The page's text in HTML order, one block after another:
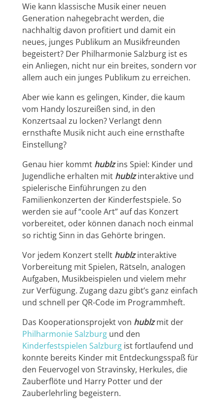
Wie kann klassische Musik einer neuen
Generation nahegebracht werden, die
nachhaltig davon profitiert und damit ein
neues, junges Publikum an Musikfreunden
begeistert? Der Philharmonie Salzburg ist es
ein Anliegen, nicht nur ein breites, sondern vor
allem auch ein junges Publikum zu erreichen.
Aber wie kann es gelingen, Kinder, die kaum
vom Handy loszureißen sind, in den
Konzertsaal zu locken? Verlangt denn
ernsthafte Musik nicht auch eine ernsthafte
Einstellung?
Genau hier kommt hublzins Spiel: Kinder und
Jugendliche erhalten mit hublzinteraktive und
spielerische Einführungen zu den
Familienkonzerten der Kinderfestspiele. So
werden sie auf “coole Art” auf das Konzert
vorbereitet, oder können danach noch einmal
so richtig Sinn in das Gehörte bringen.
Vor jedem Konzert stellt hublzinteraktive
Vorbereitung mit Spielen, Rätseln, analogen
Aufgaben, Musikbeispielen und vielem mehr
zur Verfügung. Zugang dazu gibt’s ganz einfach
und schnell per QR-Code im Programmheft.
Das Kooperationsprojekt von hublzmit der
Philharmonie Salzburgund den
Kinderfestspielen Salzburgist fortlaufend und
konnte bereits Kinder mit Entdeckungsspaß für
den Feuervogel von Stravinsky, Herkules, die
Zauberflöte und Harry Potter und der
Zauberlehrling begeistern.